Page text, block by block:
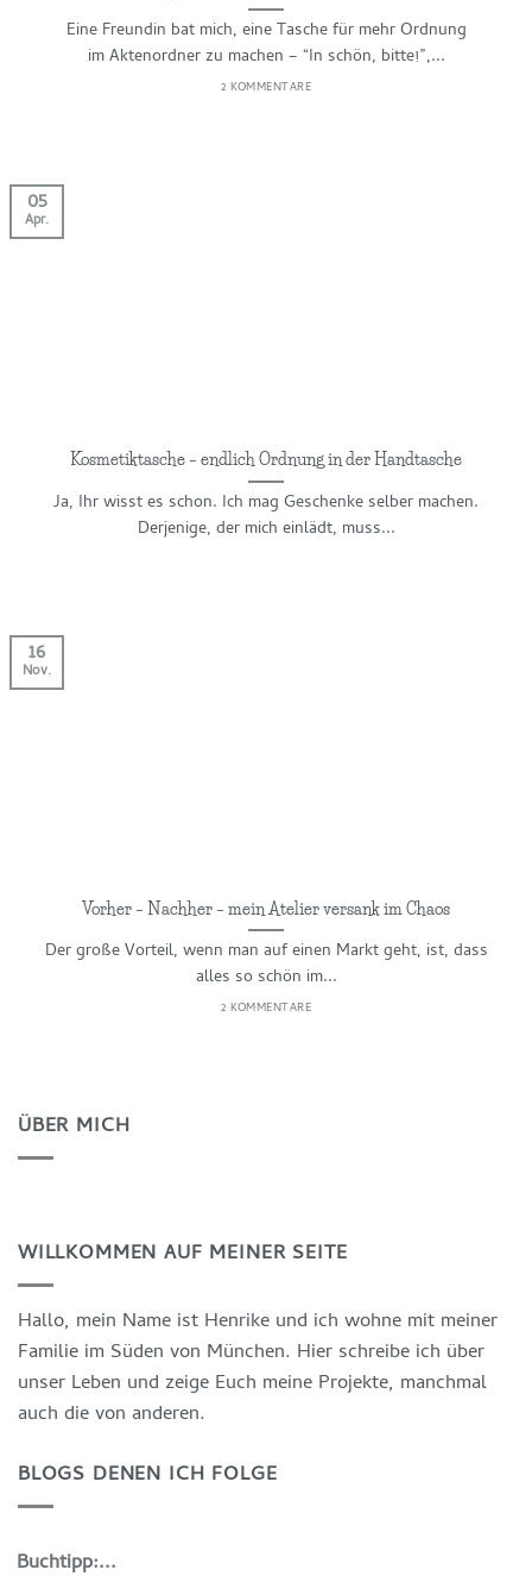
Eine Freundin bat mich, eine Tasche für mehr Ordnung
im Aktenordner zu machen – “In schön, bitte!”,...
2 KOMMENTARE
Kosmetiktasche – endlich Ordnung in der Handtasche
Ja, Ihr wisst es schon. Ich mag Geschenke selber machen.
Derjenige, der mich einlädt, muss...
05
Apr.
Vorher – Nachher – mein Atelier versank im Chaos
Der große Vorteil, wenn man auf einen Markt geht, ist, dass
alles so schön im...
2 KOMMENTARE
16
Nov.
ÜBER MICH
WILLKOMMEN AUF MEINER SEITE
Hallo, mein Name ist Henrike und ich wohne mit meiner
Familie im Süden von München. Hier schreibe ich über
unser Leben und zeige Euch meine Projekte, manchmal
auch die von anderen.
BLOGS DENEN ICH FOLGE
Buchtipp:...